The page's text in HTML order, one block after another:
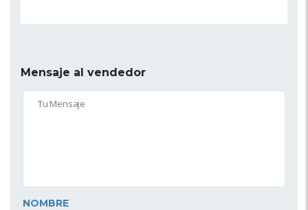
Mensaje al vendedor
NOMBRE